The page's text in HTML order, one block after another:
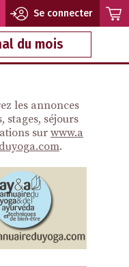
Se connecter
du mois
les annonces
stages, séjours
sur www.a
.